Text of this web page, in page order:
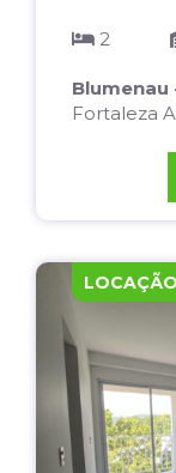
2
Blumenau
Fortaleza
LOCAÇÃO